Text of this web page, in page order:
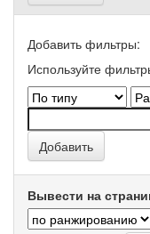
Добавить фильтры:
Используйте
Вывести на